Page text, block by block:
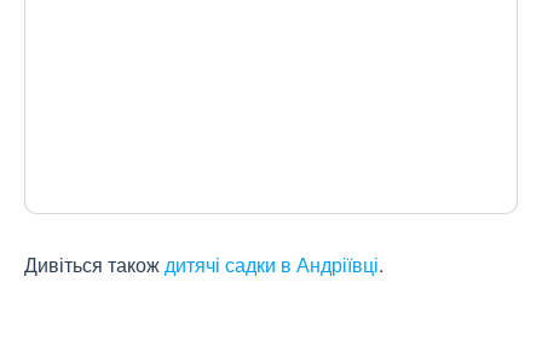
Дивіться такождитячі садки в Андріївці.